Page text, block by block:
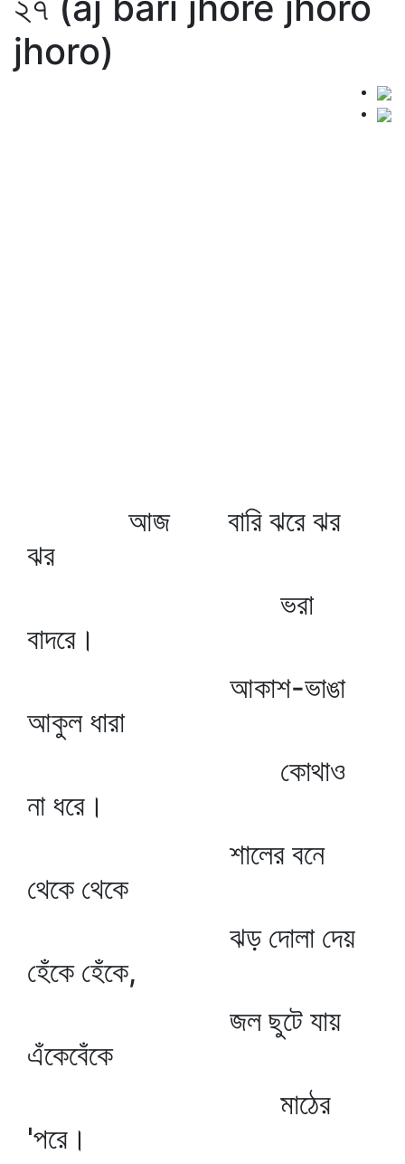
jhoro)
আজ বারি ঝরে ঝর
ঝর
ভরা
বাদরে।
আকাশ-ভাঙা
আকুল ধারা
কোথাও
না ধরে।
শালের বনে
থেকে থেকে
ঝড় দোলা দেয়
হেঁকে হেঁকে,
জল ছুটে যায়
এঁকেবেঁকে
মাঠের
'পরে।